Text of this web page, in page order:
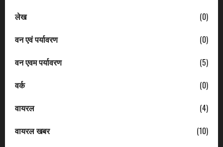
लेख
(0)
वन एवं पर्यावरण
(0)
वन एवम पर्यावरण
(5)
वर्क
(0)
वायरल
(4)
वायरल खबर
(10)